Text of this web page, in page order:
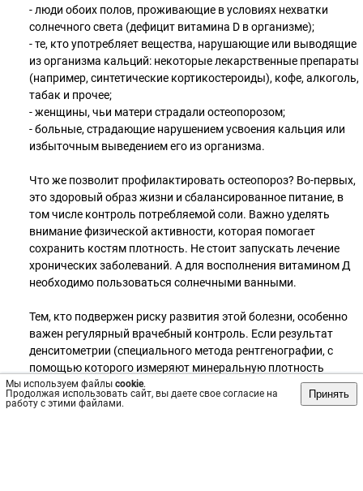
Мы используем файлы cookie.
Продолжая использовать сайт, вы даете свое согласие на
работу с этими файлами.
Принять
- люди обоих полов, проживающие в условиях нехватки
солнечного света (дефицит витамина D в организме);
- те, кто употребляет вещества, нарушающие или выводящие
из организма кальций: некоторые лекарственные препараты
(например, синтетические кортикостероиды), кофе, алкоголь,
табак и прочее;
- женщины, чьи матери страдали остеопорозом;
- больные, страдающие нарушением усвоения кальция или
избыточным выведением его из организма.
Что же позволит профилактировать остеопороз? Во-первых,
это здоровый образ жизни и сбалансированное питание, в
том числе контроль потребляемой соли. Важно уделять
внимание физической активности, которая помогает
сохранить костям плотность. Не стоит запускать лечение
хронических заболеваний. А для восполнения витамином Д
необходимо пользоваться солнечными ванными.
Тем, кто подвержен риску развития этой болезни, особенно
важен регулярный врачебный контроль. Если результат
денситометрии (специального метода рентгенографии, с
помощью которого измеряют минеральную плотность
костей), покажет, что кости начинают терять плотность –
врач подскажет, как предотвратить остеопороз и назначит